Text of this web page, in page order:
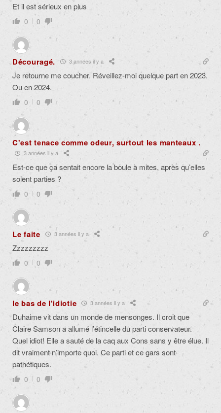
Et il est sérieux en plus
0 0
Découragé. 3 années il y a
Je retourne me coucher. Réveillez-moi quelque part en 2023.
Ou en 2024.
0 0
C'est tenace comme odeur, surtout les manteaux .
3 années il y a
Est-ce que ça sentait encore la boule à mites, après qu’elles
soient parties ?
0 0
Le faite 3 années il y a
Zzzzzzzzz
0 0
le bas de l'idiotie 3 années il y a
Duhaime vit dans un monde de mensonges. Il croit que
Claire Samson a allumé l’étincelle du parti conservateur.
Quel idiot! Elle a sauté de la caq aux Cons sans y être élue. Il
dit vraiment n’importe quoi. Ce parti et ce gars sont
pathétiques.
0 0